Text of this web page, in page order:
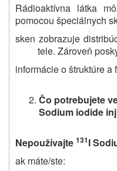
Rádioaktívna látka
pomocou špeciálnych
sken zobrazuje
tele. Zároveň
informácie o štruktúre
Čo potrebujete
Sodium iodide inj
Nepoužívajte 131I
ak máte/ste: